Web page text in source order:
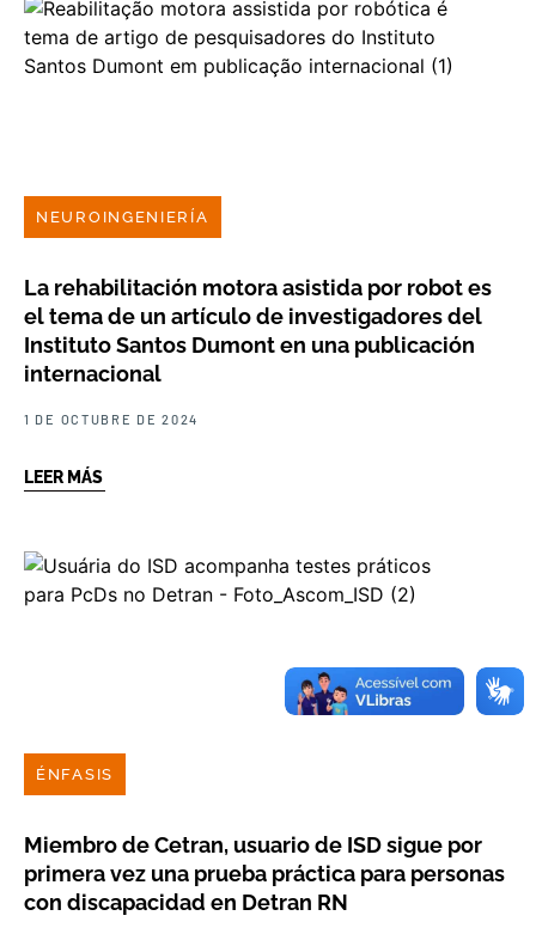
NEUROINGENIERÍA
La rehabilitación motora asistida por robot es
el tema de un artículo de investigadores del
Instituto Santos Dumont en una publicación
internacional
1 DE OCTUBRE DE 2024
LEER MÁS
ÉNFASIS
Miembro de Cetran, usuario de ISD sigue por
primera vez una prueba práctica para personas
con discapacidad en Detran RN